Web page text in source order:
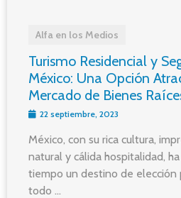
Alfa en los Medios
Turismo Residencial y
México: Una Opción
Mercado de Bienes
22 septiembre, 2023
México, con su rica cultura,
natural y cálida hospitalidad,
tiempo un destino de elección
todo ...